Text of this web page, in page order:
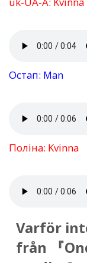
Остап: Man
Поліна: Kvinna
Varför
från 『